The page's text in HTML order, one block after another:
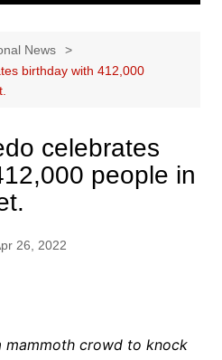
News
birthday with 412,000
celebrates
people in
26, 2022
mammoth crowd to knock